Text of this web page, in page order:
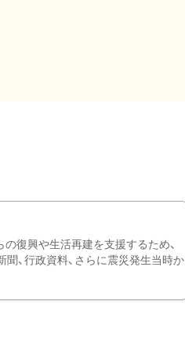
復興や生活再建を支援するため、
、行政資料、さらに震災発生当時か